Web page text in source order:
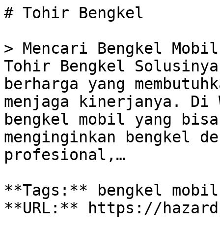
# Tohir Bengkel
> Mencari Bengkel
Tohir Bengkel
berharga yang
menjaga kinerjanya. Di
bengkel mobil yang
menginginkan bengkel
profesional,…
**Tags:** bengkel
**URL:** https://